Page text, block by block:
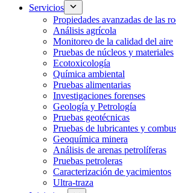
Servicios
Propiedades avanzadas de las
Análisis agrícola
Monitoreo de la calidad del aire
Pruebas de núcleos y materiales
Ecotoxicología
Química ambiental
Pruebas alimentarias
Investigaciones forenses
Geología y Petrología
Pruebas geotécnicas
Pruebas de lubricantes y
Geoquímica minera
Análisis de arenas petrolíferas
Pruebas petroleras
Caracterización de yacimientos
Ultra-traza